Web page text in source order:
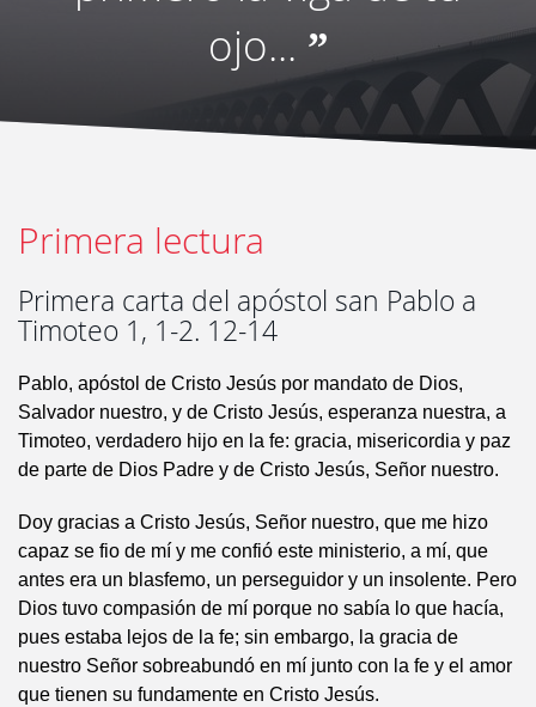
ojo... ”
Primera lectura
Primera carta del apóstol san Pablo a
Timoteo 1, 1-2. 12-14
Pablo, apóstol de Cristo Jesús por mandato de Dios,
Salvador nuestro, y de Cristo Jesús, esperanza nuestra, a
Timoteo, verdadero hijo en la fe: gracia, misericordia y paz
de parte de Dios Padre y de Cristo Jesús, Señor nuestro.
Doy gracias a Cristo Jesús, Señor nuestro, que me hizo
capaz se fio de mí y me confió este ministerio, a mí, que
antes era un blasfemo, un perseguidor y un insolente. Pero
Dios tuvo compasión de mí porque no sabía lo que hacía,
pues estaba lejos de la fe; sin embargo, la gracia de
nuestro Señor sobreabundó en mí junto con la fe y el amor
que tienen su fundamente en Cristo Jesús.